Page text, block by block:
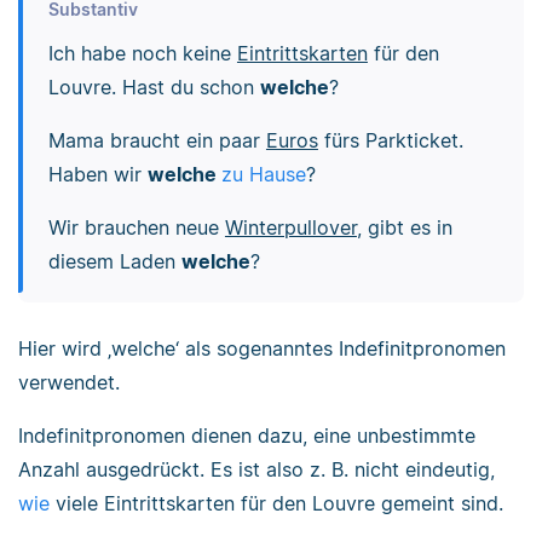
Substantiv
Ich habe noch keine Eintrittskartenfür den
Louvre. Hast du schon welche?
Mama braucht ein paar Eurosfürs Parkticket.
Haben wir welche zu Hause?
Wir brauchen neue Winterpullover, gibt es in
diesem Laden welche?
Hier wird ‚welche‘ als sogenanntes Indefinitpronomen
verwendet.
Indefinitpronomen dienen dazu, eine unbestimmte
Anzahl ausgedrückt. Es ist also z. B. nicht eindeutig,
wie viele Eintrittskarten für den Louvre gemeint sind.